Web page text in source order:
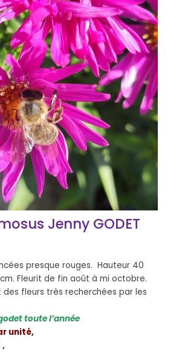
Jenny GODET
presque rouges. Hauteur 40
Fleurit de fin août à mi octobre.
des fleurs très recherchées par les
toute l’année
unité,
,